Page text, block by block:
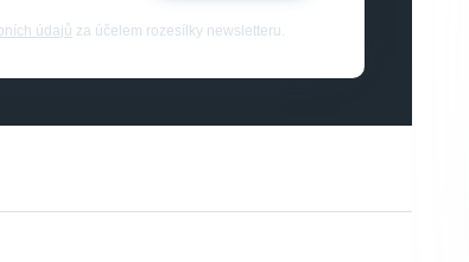
údajů za účelem rozesílky newsletteru.